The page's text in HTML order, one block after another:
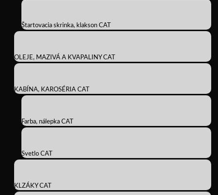
Štartovacia skrinka, klakson CAT
OLEJE, MAZIVÁ A KVAPALINY CAT
KABÍNA, KAROSÉRIA CAT
Farba, nálepka CAT
Svetlo CAT
KLZÁKY CAT